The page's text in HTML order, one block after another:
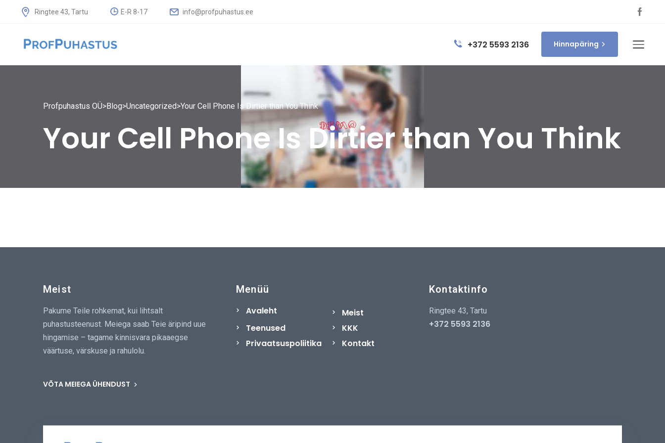
Ringtee 43, Tartu E-R 8-17 info@profpuhastus.ee
+372 5593 2136 Hinnapäring
Profpuhastus OÜ>Blog>Uncategorized>Your Cell Phone Is Dirtier than You Think
Your Cell Phone Is Dirtier than You Think
Meist
Pakume Teile rohkemat, kui lihtsalt
puhastusteenust. Meiega saab Teie äripind uue
hingamise – tagame kinnisvara pikaaegse
väärtuse, värskuse ja rahulolu.
VÕTA MEIEGA ÜHENDUST
Menüü
Avaleht
Meist
Teenused
KKK
Privaatsuspoliitika
Kontakt
Kontaktinfo
Ringtee 43, Tartu
+372 5593 2136